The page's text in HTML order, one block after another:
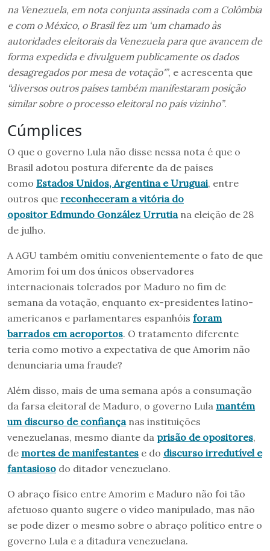
na Venezuela, em nota conjunta assinada com a Colômbia
e com o México, o Brasil fez um ‘um chamado às
autoridades eleitorais da Venezuela para que avancem de
forma expedida e divulguem publicamente os dados
desagregados por mesa de votação'”, e acrescenta que
“diversos outros países também manifestaram posição
similar sobre o processo eleitoral no país vizinho”.
Cúmplices
O que o governo Lula não disse nessa nota é que o
Brasil adotou postura diferente da de países
como Estados Unidos, Argentina e Uruguai, entre
outros que reconheceram a vitória do
opositor Edmundo González Urrutiana eleição de 28
de julho.
A AGU também omitiu convenientemente o fato de que
Amorim foi um dos únicos observadores
internacionais tolerados por Maduro no fim de
semana da votação, enquanto ex-presidentes latino-
americanos e parlamentares espanhóis foram
barrados em aeroportos. O tratamento diferente
teria como motivo a expectativa de que Amorim não
denunciaria uma fraude?
Além disso, mais de uma semana após a consumação
da farsa eleitoral de Maduro, o governo Lula mantém
um discurso de confiançanas instituições
venezuelanas, mesmo diante da prisão de opositores,
de mortes de manifestantes e do discurso irredutível e
fantasioso do ditador venezuelano.
O abraço físico entre Amorim e Maduro não foi tão
afetuoso quanto sugere o vídeo manipulado, mas não
se pode dizer o mesmo sobre o abraço político entre o
governo Lula e a ditadura venezuelana.